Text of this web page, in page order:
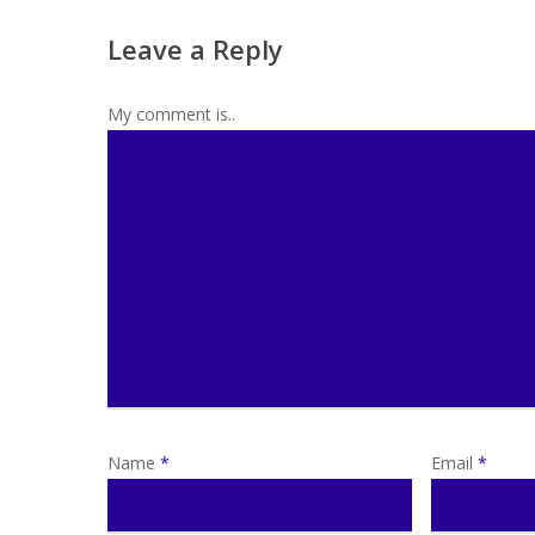
Leave a Reply
My comment is..
Name * Email*